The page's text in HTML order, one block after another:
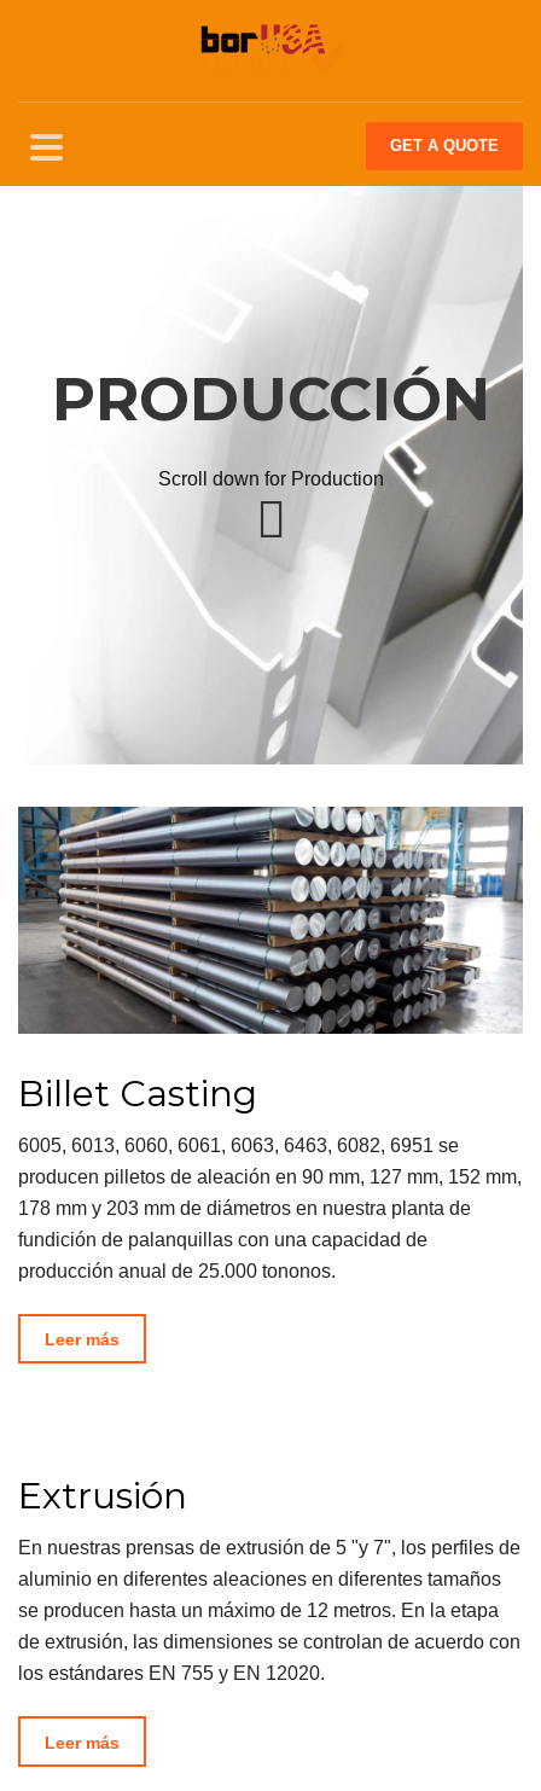
GET A QUOTE
PRODUCCIÓN
Scroll down for Production
Billet Casting
6005, 6013, 6060, 6061, 6063, 6463, 6082, 6951 se
producen pilletos de aleación en 90 mm, 127 mm, 152 mm,
178 mm y 203 mm de diámetros en nuestra planta de
fundición de palanquillas con una capacidad de
producción anual de 25.000 tononos.
Leer más
Extrusión
En nuestras prensas de extrusión de 5 "y 7", los perfiles de
aluminio en diferentes aleaciones en diferentes tamaños
se producen hasta un máximo de 12 metros. En la etapa
de extrusión, las dimensiones se controlan de acuerdo con
los estándares EN 755 y EN 12020.
Leer más